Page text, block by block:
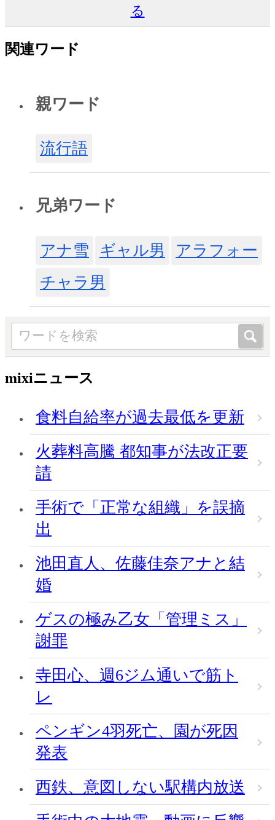
る
関連ワード
親ワード
流行語
兄弟ワード
アナ雪 ギャル男
アラフォー
チャラ男
mixiニュース
食料自給率が過去最低を更新
火葬料高騰 都知事が法改正要
請
手術で「正常な組織」を誤摘
出
池田直人、佐藤佳奈アナと結
婚
ゲスの極み乙女「管理ミス」
謝罪
寺田心、週6ジム通いで筋ト
レ
ペンギン4羽死亡、園が死因
発表
西鉄、意図しない駅構内放送